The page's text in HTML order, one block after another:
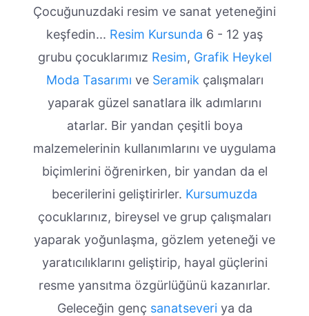
Çocuğunuzdaki resim ve sanat yeteneğini
keşfedin... Resim Kursunda 6 - 12 yaş
grubu çocuklarımız Resim, Grafik Heykel
Moda Tasarımı veSeramik çalışmaları
yaparak güzel sanatlara ilk adımlarını
atarlar. Bir yandan çeşitli boya
malzemelerinin kullanımlarını ve uygulama
biçimlerini öğrenirken, bir yandan da el
becerilerini geliştirirler. Kursumuzda
çocuklarınız, bireysel ve grup çalışmaları
yaparak yoğunlaşma, gözlem yeteneği ve
yaratıcılıklarını geliştirip, hayal güçlerini
resme yansıtma özgürlüğünü kazanırlar.
Geleceğin genç sanatseveriya da